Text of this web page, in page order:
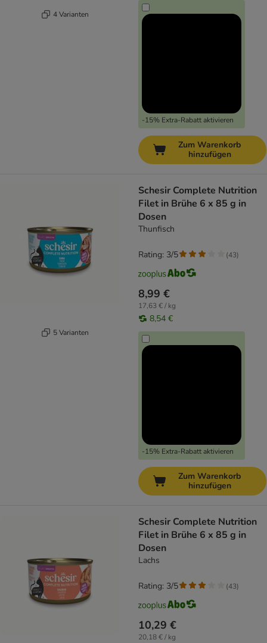
4 Varianten
-15% Extra-Rabatt aktivieren
Zum Warenkorb
hinzufügen
5 Varianten
Schesir Complete Nutrition
Filet in Brühe 6 x 85 g in
Dosen
Thunfisch
8,99 €
17,63 € / kg
8,54 €
-15% Extra-Rabatt aktivieren
Rating: 3/5 (43)
Zum Warenkorb
hinzufügen
Schesir Complete Nutrition
Filet in Brühe 6 x 85 g in
Dosen
Lachs
10,29 €
20,18 € / kg
Rating: 3/5 (43)